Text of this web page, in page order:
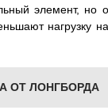
элемент,
нагрузку
ОТ ЛОНГБОРДА